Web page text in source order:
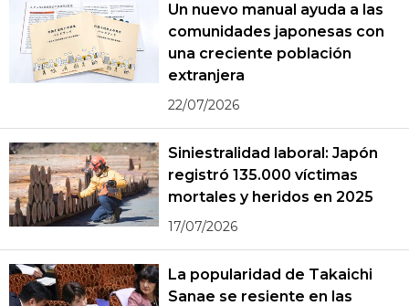
Un nuevo manual ayuda a las
comunidades japonesas con
una creciente población
extranjera
22/07/2026
Siniestralidad laboral: Japón
registró 135.000 víctimas
mortales y heridos en 2025
17/07/2026
La popularidad de Takaichi
Sanae se resiente en las